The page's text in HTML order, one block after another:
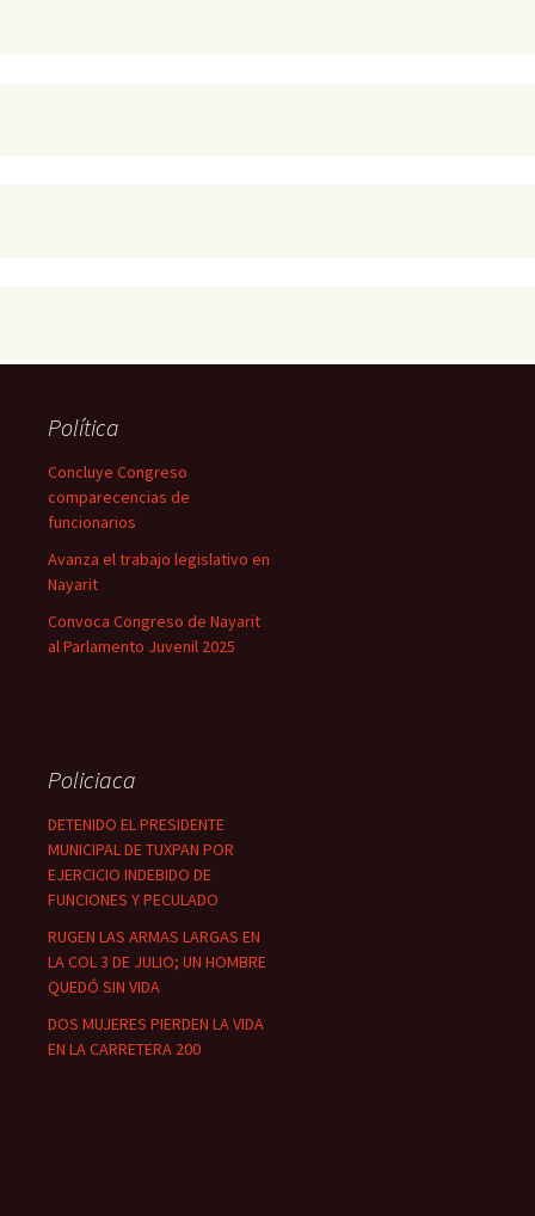
Política
Concluye Congreso
comparecencias de
funcionarios
Avanza el trabajo legislativo en
Nayarit
Convoca Congreso de Nayarit
al Parlamento Juvenil 2025
Policiaca
DETENIDO EL PRESIDENTE
MUNICIPAL DE TUXPAN POR
EJERCICIO INDEBIDO DE
FUNCIONES Y PECULADO
RUGEN LAS ARMAS LARGAS EN
LA COL 3 DE JULIO; UN HOMBRE
QUEDÓ SIN VIDA
DOS MUJERES PIERDEN LA VIDA
EN LA CARRETERA 200